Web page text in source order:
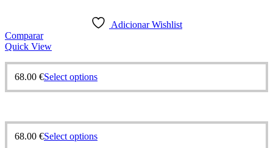
Adicionar Wishlist
Comparar
Quick View
68.00 €Select options
68.00 €Select options